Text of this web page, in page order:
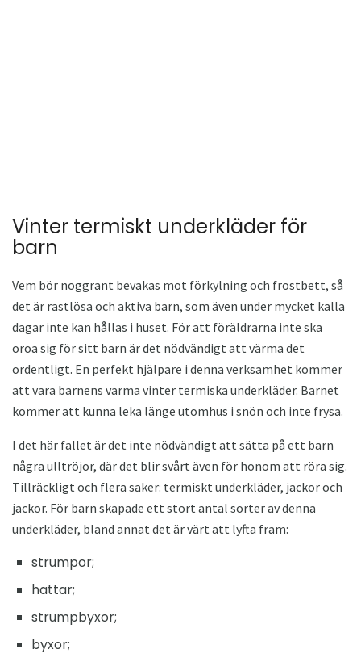
Vinter termiskt underkläder för
barn
Vem bör noggrant bevakas mot förkylning och frostbett, så
det är rastlösa och aktiva barn, som även under mycket kalla
dagar inte kan hållas i huset. För att föräldrarna inte ska
oroa sig för sitt barn är det nödvändigt att värma det
ordentligt. En perfekt hjälpare i denna verksamhet kommer
att vara barnens varma vinter termiska underkläder. Barnet
kommer att kunna leka länge utomhus i snön och inte frysa.
I det här fallet är det inte nödvändigt att sätta på ett barn
några ulltröjor, där det blir svårt även för honom att röra sig.
Tillräckligt och flera saker: termiskt underkläder, jackor och
jackor. För barn skapade ett stort antal sorter av denna
underkläder, bland annat det är värt att lyfta fram:
strumpor;
hattar;
strumpbyxor;
byxor;